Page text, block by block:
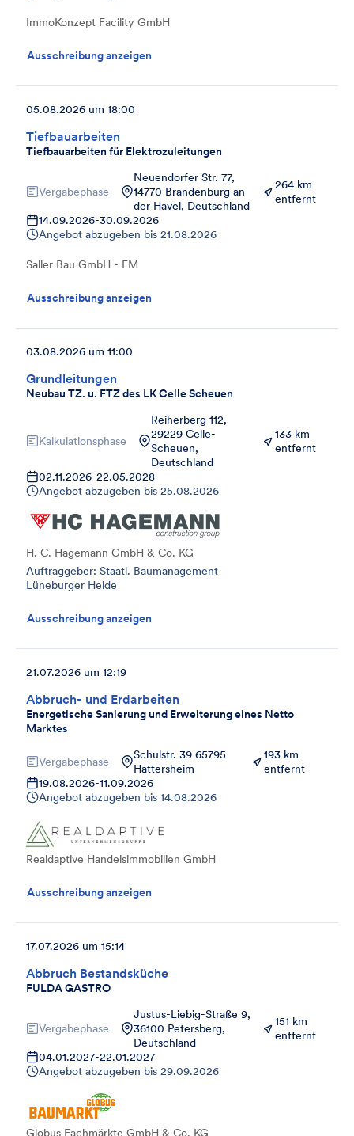
ImmoKonzept Facility GmbH
Ausschreibung anzeigen
Tiefbauarbeiten
Tiefbauarbeiten für Elektrozuleitungen
05.08.2026 um 18:00
Vergabephase
Neuendorfer Str. 77,
14770 Brandenburg an
der Havel, Deutschland
264 km
entfernt
14.09.2026-30.09.2026
Angebot abzugeben bis 21.08.2026
Saller Bau GmbH - FM
Ausschreibung anzeigen
Grundleitungen
Neubau TZ. u. FTZ des LK Celle Scheuen
03.08.2026 um 11:00
Kalkulationsphase
Reiherberg 112,
29229 Celle-
Scheuen,
Deutschland
133 km
entfernt
02.11.2026-22.05.2028
Angebot abzugeben bis 25.08.2026
H. C. Hagemann GmbH & Co. KG
Auftraggeber: Staatl. Baumanagement
Lüneburger Heide
Ausschreibung anzeigen
Abbruch- und Erdarbeiten
Energetische Sanierung und Erweiterung eines Netto
Marktes
21.07.2026 um 12:19
Vergabephase
Schulstr. 39 65795
Hattersheim
193 km
entfernt
19.08.2026-11.09.2026
Angebot abzugeben bis 14.08.2026
Realdaptive Handelsimmobilien GmbH
Ausschreibung anzeigen
Abbruch Bestandsküche
FULDA GASTRO
17.07.2026 um 15:14
Vergabephase
Justus-Liebig-Straße 9,
36100 Petersberg,
Deutschland
151 km
entfernt
04.01.2027-22.01.2027
Angebot abzugeben bis 29.09.2026
Globus Fachmärkte GmbH & Co. KG